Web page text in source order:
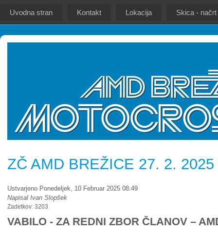
Uvodna stran Kontakt Lokacija Skica -
ZČ AMD BREŽICE 27. 2. 2025
Ustvarjeno Ponedeljek, 10 Februar 2025 08:49
Napisal Ivan Slopšek
Zadetkov: 3203
VABILO - ZA REDNI ZBOR ČLANOV –